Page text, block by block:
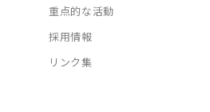
重点的な活動
採用情報
リンク集